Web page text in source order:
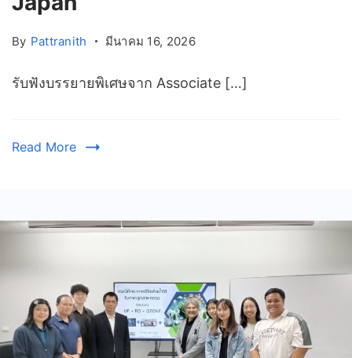
By Pattranith มีนาคม 16, 2026
รับฟังบรรยายพิเศษจาก Associate […]
Read More